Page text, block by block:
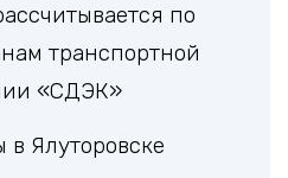
по
транспортной
«СДЭК»